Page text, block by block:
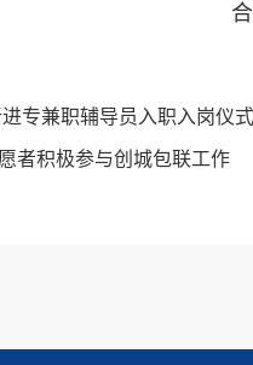
专兼职辅导员入职入岗仪式
者积极参与创城包联工作